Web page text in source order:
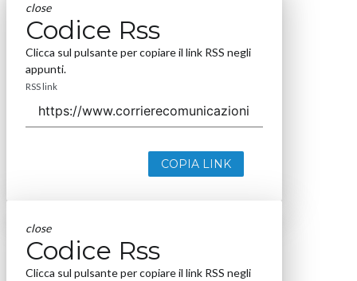
close
Codice Rss
Clicca sul pulsante per copiare il link RSS negli
appunti.
RSS link
COPIA LINK
close
Codice Rss
Clicca sul pulsante per copiare il link RSS negli